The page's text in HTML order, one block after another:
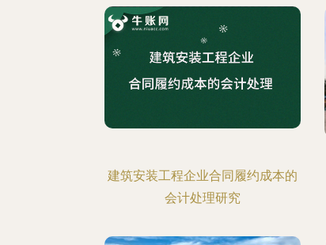
建筑安装工程企业合同履约成本的
会计处理研究